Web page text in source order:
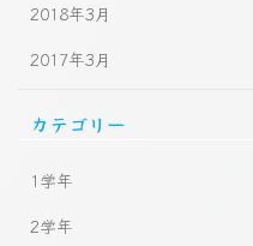
2018年3月
2017年3月
カテゴリー
1学年
2学年